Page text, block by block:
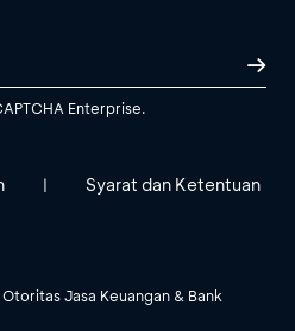
Enterprise.
| Syarat dan Ketentuan
Jasa Keuangan & Bank